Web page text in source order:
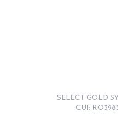
SELECT GOLD
CUI: